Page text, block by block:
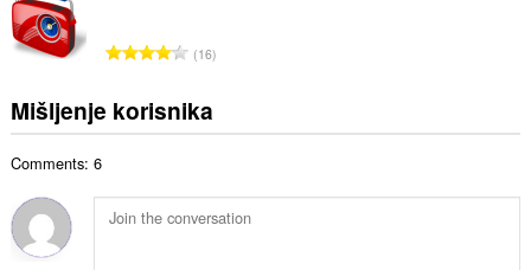
n
:
j
o
j
e
:
n
r
o
c
j
U
u
p
b
r
16
Mišljenje korisnika
Comments: 6